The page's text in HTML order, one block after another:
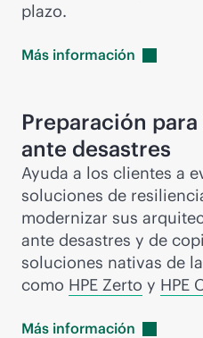
plazo.
Más información
Preparación
ante desastres
Ayuda a los clientes a
soluciones de
modernizar sus
ante desastres y de
soluciones nativas de
como HPE Zerto y HPE
Más información